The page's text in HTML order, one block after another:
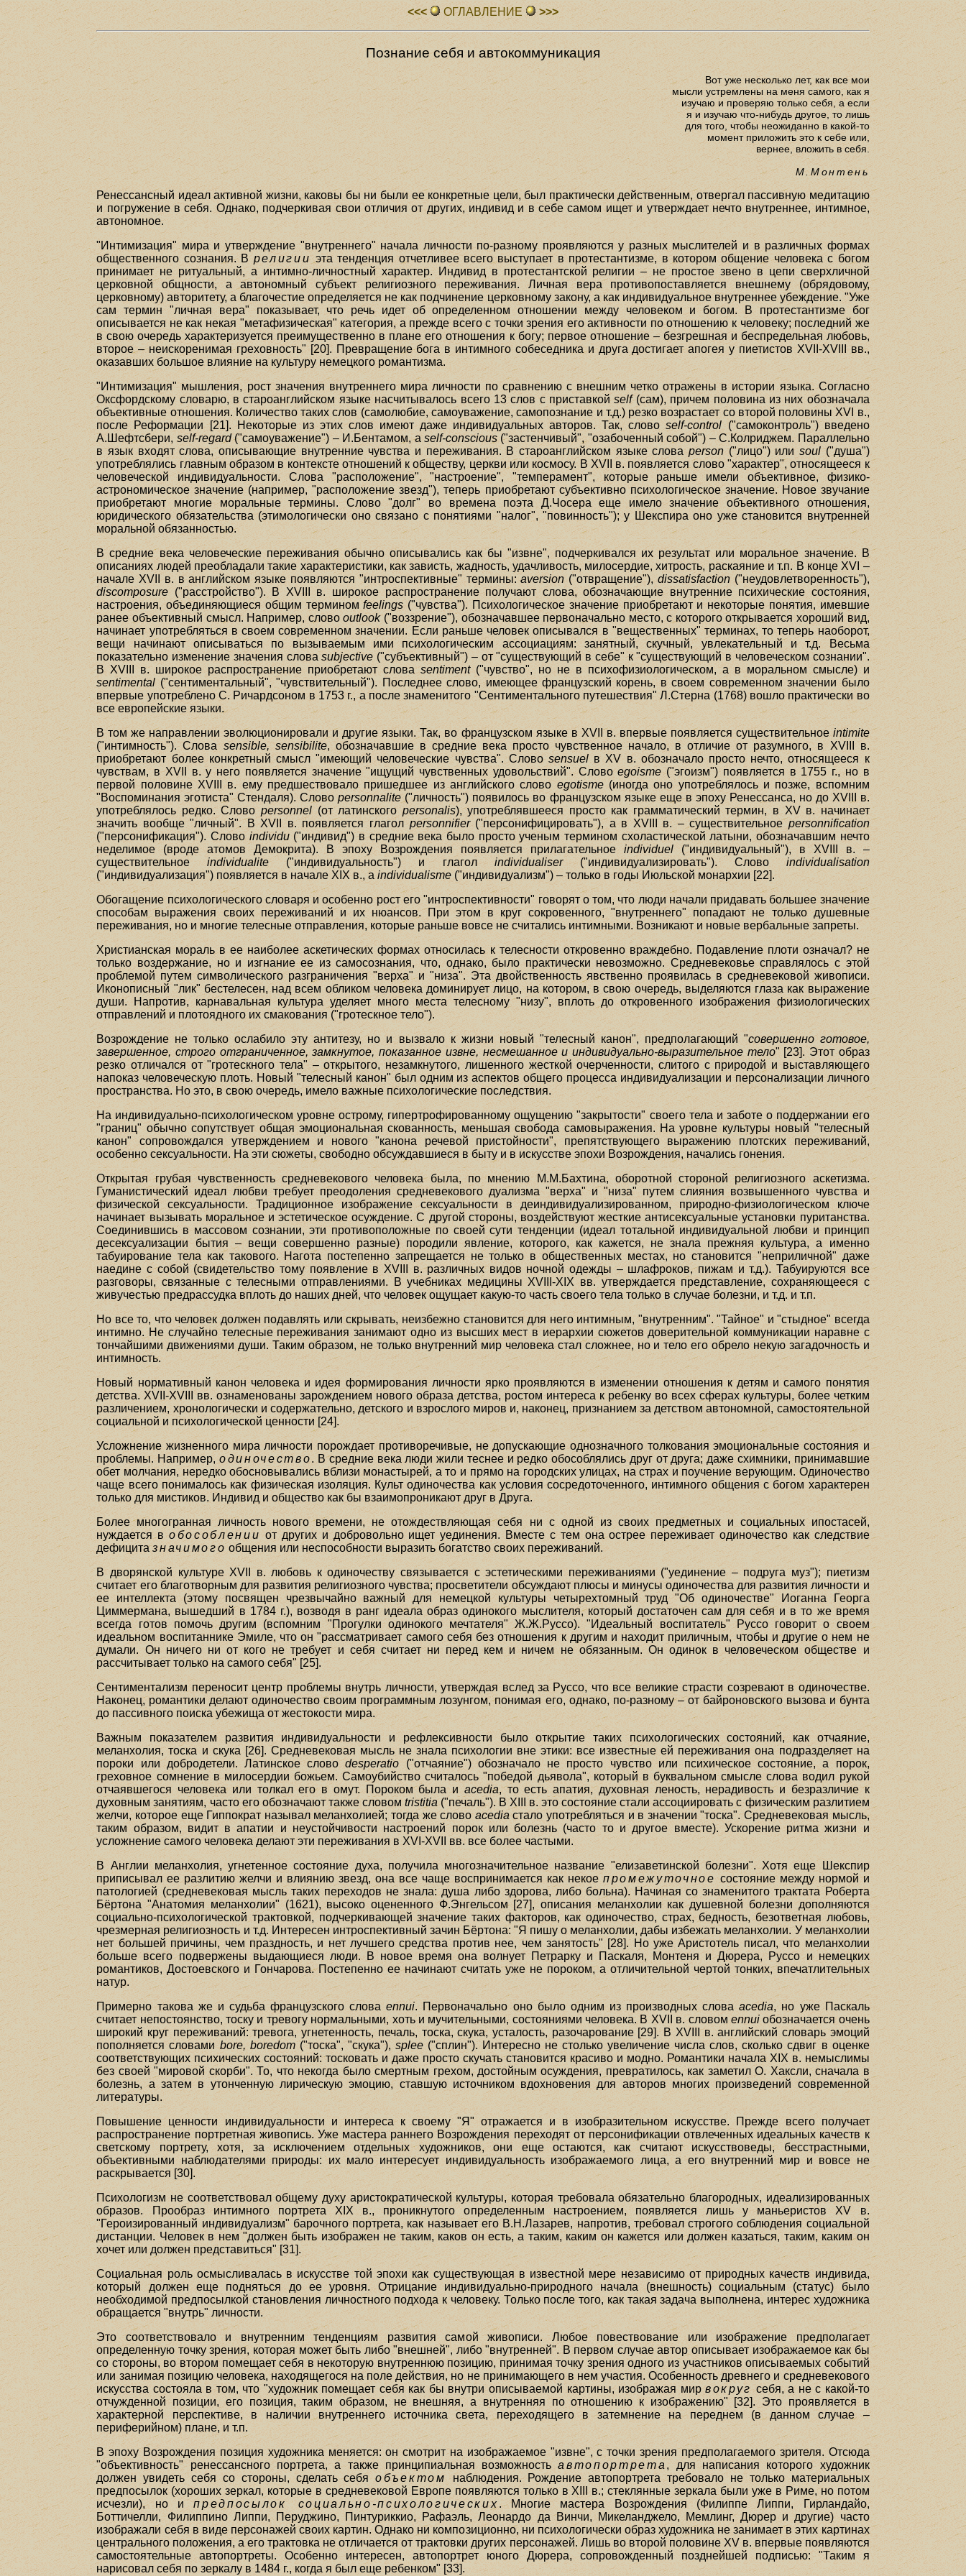
<<< ОГЛАВЛЕHИЕ >>>
Познание себя и автокоммуникация
Вот уже несколько лет, как все мои
мысли устремлены на меня самого, как я
изучаю и проверяю только себя, а если
я и изучаю что-нибудь другое, то лишь
для того, чтобы неожиданно в какой-то
момент приложить это к себе или,
вернее, вложить в себя.
М.Монтень
Ренессансный идеал активной жизни, каковы бы ни были ее конкретные цели, был практически действенным, отвергал пассивную медитацию
и погружение в себя. Однако, подчеркивая свои отличия от других, индивид и в себе самом ищет и утверждает нечто внутреннее, интимное,
автономное.
"Интимизация" мира и утверждение "внутреннего" начала личности по-разному проявляются у разных мыслителей и в различных формах
общественного сознания. В религии эта тенденция отчетливее всего выступает в протестантизме, в котором общение человека с богом
принимает не ритуальный, а интимно-личностный характер. Индивид в протестантской религии – не простое звено в цепи сверхличной
церковной общности, а автономный субъект религиозного переживания. Личная вера противопоставляется внешнему (обрядовому,
церковному) авторитету, а благочестие определяется не как подчинение церковному закону, а как индивидуальное внутреннее убеждение. "Уже
сам термин "личная вера" показывает, что речь идет об определенном отношении между человеком и богом. В протестантизме бог
описывается не как некая "метафизическая" категория, а прежде всего с точки зрения его активности по отношению к человеку; последний же
в свою очередь характеризуется преимущественно в плане его отношения к богу; первое отношение – безгрешная и беспредельная любовь,
второе – неискоренимая греховность" [20]. Превращение бога в интимного собеседника и друга достигает апогея у пиетистов XVII-XVIII вв.,
оказавших большое влияние на культуру немецкого романтизма.
"Интимизация" мышления, рост значения внутреннего мира личности по сравнению с внешним четко отражены в истории языка. Согласно
Оксфордскому словарю, в староанглийском языке насчитывалось всего 13 слов с приставкойself(сам), причем половина из них обозначала
объективные отношения. Количество таких слов (самолюбие, самоуважение, самопознание и т.д.) резко возрастает со второй половины XVI в.,
после Реформации [21]. Некоторые из этих слов имеют даже индивидуальных авторов. Так, словоself-control ("самоконтроль") введено
А.Шефтсбери, self-regard("самоуважение") – И.Бентамом, aself-conscious ("застенчивый", "озабоченный собой") – С.Колриджем. Параллельно
в язык входят слова, описывающие внутренние чувства и переживания. В староанглийском языке слова person("лицо") или soul("душа")
употреблялись главным образом в контексте отношений к обществу, церкви или космосу. В XVII в. появляется слово "характер", относящееся к
человеческой индивидуальности. Слова "расположение", "настроение", "темперамент", которые раньше имели объективное, физико-
астрономическое значение (например, "расположение звезд"), теперь приобретают субъективно психологическое значение. Новое звучание
приобретают многие моральные термины. Слово "долг" во времена поэта Д.Чосера еще имело значение объективного отношения,
юридического обязательства (этимологически оно связано с понятиями "налог", "повинность"); у Шекспира оно уже становится внутренней
моральной обязанностью.
В средние века человеческие переживания обычно описывались как бы "извне", подчеркивался их результат или моральное значение. В
описаниях людей преобладали такие характеристики, как зависть, жадность, удачливость, милосердие, хитрость, раскаяние и т.п. В конце XVI –
начале XVII в. в английском языке появляются "интроспективные" термины:aversion ("отвращение"), dissatisfaction("неудовлетворенность"),
discomposure ("расстройство"). В XVIII в. широкое распространение получают слова, обозначающие внутренние психические состояния,
настроения, объединяющиеся общим терминомfeelings ("чувства"). Психологическое значение приобретают и некоторые понятия, имевшие
ранее объективный смысл. Например, словоoutlook("воззрение"), обозначавшее первоначально место, с которого открывается хороший вид,
начинает употребляться в своем современном значении. Если раньше человек описывался в "вещественных" терминах, то теперь наоборот,
вещи начинают описываться по вызываемым ими психологическим ассоциациям: занятный, скучный, увлекательный и т.д. Весьма
показательно изменение значения словаsubjective ("субъективный") – от "существующий в себе" к "существующий в человеческом сознании".
В XVIII в. широкое распространение приобретают словаsentiment("чувство", но не в психофизиологическом, а в моральном смысле) и
sentimental ("сентиментальный", "чувствительный"). Последнее слово, имеющее французский корень, в своем современном значении было
впервые употреблено С. Ричардсоном в 1753 г., а после знаменитого "Сентиментального путешествия" Л.Стерна (1768) вошло практически во
все европейские языки.
В том же направлении эволюционировали и другие языки. Так, во французском языке в XVII в. впервые появляется существительное intimite
("интимность"). Словаsensible, sensibilite, обозначавшие в средние века просто чувственное начало, в отличие от разумного, в XVIII в.
приобретают более конкретный смысл "имеющий человеческие чувства". Слово sensuel в XV в. обозначало просто нечто, относящееся к
чувствам, в XVII в. у него появляется значение "ищущий чувственных удовольствий". Словоegoisme("эгоизм") появляется в 1755 г., но в
первой половине XVIII в. ему предшествовало пришедшее из английского слово egotisme(иногда оно употреблялось и позже, вспомним
"Воспоминания эготиста" Стендаля). Словоpersonnalite("личность") появилось во французском языке еще в эпоху Ренессанса, но до XVIII в.
употреблялось редко. Словоpersonnel(от латинскогоpersonalis), употреблявшееся просто как грамматический термин, в XV в. начинает
значить вообще "личный". В XVII в. появляется глаголpersonnifier("персонифицировать"), а в XVIII в. – существительное personnification
("персонификация"). Слово individu("индивид") в средние века было просто ученым термином схоластической латыни, обозначавшим нечто
неделимое (вроде атомов Демокрита). В эпоху Возрождения появляется прилагательное individuel("индивидуальный"), в XVIII в. –
существительноеindividualite("индивидуальность") и глагол individualiser("индивидуализировать"). Слово individualisation
("индивидуализация") появляется в начале XIX в., aindividualisme ("индивидуализм") – только в годы Июльской монархии [22].
Обогащение психологического словаря и особенно рост его "интроспективности" говорят о том, что люди начали придавать большее значение
способам выражения своих переживаний и их нюансов. При этом в круг сокровенного, "внутреннего" попадают не только душевные
переживания, но и многие телесные отправления, которые раньше вовсе не считались интимными. Возникают и новые вербальные запреты.
Христианская мораль в ее наиболее аскетических формах относилась к телесности откровенно враждебно. Подавление плоти означал? не
только воздержание, но и изгнание ее из самосознания, что, однако, было практически невозможно. Средневековье справлялось с этой
проблемой путем символического разграничения "верха" и "низа". Эта двойственность явственно проявилась в средневековой живописи.
Иконописный "лик" бестелесен, над всем обликом человека доминирует лицо, на котором, в свою очередь, выделяются глаза как выражение
души. Напротив, карнавальная культура уделяет много места телесному "низу", вплоть до откровенного изображения физиологических
отправлений и плотоядного их смакования ("гротескное тело").
Возрождение не только ослабило эту антитезу, но и вызвало к жизни новый "телесный канон", предполагающий "совершенно готовое,
завершенное, строго отграниченное, замкнутое, показанное извне, несмешанное и индивидуально-выразительное тело" [23]. Этот образ
резко отличался от "гротескного тела" – открытого, незамкнутого, лишенного жесткой очерченности, слитого с природой и выставляющего
напоказ человеческую плоть. Новый "телесный канон" был одним из аспектов общего процесса индивидуализации и персонализации личного
пространства. Но это, в свою очередь, имело важные психологические последствия.
На индивидуально-психологическом уровне острому, гипертрофированному ощущению "закрытости" своего тела и заботе о поддержании его
"границ" обычно сопутствует общая эмоциональная скованность, меньшая свобода самовыражения. На уровне культуры новый "телесный
канон" сопровождался утверждением и нового "канона речевой пристойности", препятствующего выражению плотских переживаний,
особенно сексуальности. На эти сюжеты, свободно обсуждавшиеся в быту и в искусстве эпохи Возрождения, начались гонения.
Открытая грубая чувственность средневекового человека была, по мнению М.М.Бахтина, оборотной стороной религиозного аскетизма.
Гуманистический идеал любви требует преодоления средневекового дуализма "верха" и "низа" путем слияния возвышенного чувства и
физической сексуальности. Традиционное изображение сексуальности в деиндивидуализированном, природно-физиологическом ключе
начинает вызывать моральное и эстетическое осуждение. С другой стороны, воздействуют жесткие антисексуальные установки пуританства.
Соединившись в массовом сознании, эти противоположные по своей сути тенденции (идеал тотальной индивидуальной любви и принцип
десексуализации бытия – вещи совершенно разные) породили явление, которого, как кажется, не знала прежняя культура, а именно
табуирование тела как такового. Нагота постепенно запрещается не только в общественных местах, но становится "неприличной" даже
наедине с собой (свидетельство тому появление в XVIII в. различных видов ночной одежды – шлафроков, пижам и т.д.). Табуируются все
разговоры, связанные с телесными отправлениями. В учебниках медицины XVIII-XIX вв. утверждается представление, сохраняющееся с
живучестью предрассудка вплоть до наших дней, что человек ощущает какую-то часть своего тела только в случае болезни, и т.д. и т.п.
Но все то, что человек должен подавлять или скрывать, неизбежно становится для него интимным, "внутренним". "Тайное" и "стыдное" всегда
интимно. Не случайно телесные переживания занимают одно из высших мест в иерархии сюжетов доверительной коммуникации наравне с
тончайшими движениями души. Таким образом, не только внутренний мир человека стал сложнее, но и тело его обрело некую загадочность и
интимность.
Новый нормативный канон человека и идея формирования личности ярко проявляются в изменении отношения к детям и самого понятия
детства. XVII-XVIII вв. ознаменованы зарождением нового образа детства, ростом интереса к ребенку во всех сферах культуры, более четким
различением, хронологически и содержательно, детского и взрослого миров и, наконец, признанием за детством автономной, самостоятельной
социальной и психологической ценности [24].
Усложнение жизненного мира личности порождает противоречивые, не допускающие однозначного толкования эмоциональные состояния и
проблемы. Например, одиночество. В средние века люди жили теснее и редко обособлялись друг от друга; даже схимники, принимавшие
обет молчания, нередко обосновывались вблизи монастырей, а то и прямо на городских улицах, на страх и поучение верующим. Одиночество
чаще всего понималось как физическая изоляция. Культ одиночества как условия сосредоточенного, интимного общения с богом характерен
только для мистиков. Индивид и общество как бы взаимопроникают друг в Друга.
Более многогранная личность нового времени, не отождествляющая себя ни с одной из своих предметных и социальных ипостасей,
нуждается вобособлении от других и добровольно ищет уединения. Вместе с тем она острее переживает одиночество как следствие
дефицитазначимого общения или неспособности выразить богатство своих переживаний.
В дворянской культуре XVII в. любовь к одиночеству связывается с эстетическими переживаниями ("уединение – подруга муз"); пиетизм
считает его благотворным для развития религиозного чувства; просветители обсуждают плюсы и минусы одиночества для развития личности и
ее интеллекта (этому посвящен чрезвычайно важный для немецкой культуры четырехтомный труд "Об одиночестве" Иоганна Георга
Циммермана, вышедший в 1784 г.), возводя в ранг идеала образ одинокого мыслителя, который достаточен сам для себя и в то же время
всегда готов помочь другим (вспомним "Прогулки одинокого мечтателя" Ж.Ж.Руссо). "Идеальный воспитатель" Руссо говорит о своем
идеальном воспитаннике Эмиле, что он "рассматривает самого себя без отношения к другим и находит приличным, чтобы и другие о нем не
думали. Он ничего ни от кого не требует и себя считает ни перед кем и ничем не обязанным. Он одинок в человеческом обществе и
рассчитывает только на самого себя" [25].
Сентиментализм переносит центр проблемы внутрь личности, утверждая вслед за Руссо, что все великие страсти созревают в одиночестве.
Наконец, романтики делают одиночество своим программным лозунгом, понимая его, однако, по-разному – от байроновского вызова и бунта
до пассивного поиска убежища от жестокости мира.
Важным показателем развития индивидуальности и рефлексивности было открытие таких психологических состояний, как отчаяние,
меланхолия, тоска и скука [26]. Средневековая мысль не знала психологии вне этики: все известные ей переживания она подразделяет на
пороки или добродетели. Латинское словоdesperatio("отчаяние") обозначало не просто чувство или психическое состояние, а порок,
греховное сомнение в милосердии божьем. Самоубийство считалось "победой дьявола", который в буквальном смысле слова водил рукой
отчаявшегося человека или толкал его в омут. Пороком была и acedia, то есть апатия, духовная леность, нерадивость и безразличие к
духовным занятиям, часто его обозначают также словом tristitia("печаль"). В XIII в. это состояние стали ассоциировать с физическим разлитием
желчи, которое еще Гиппократ называл меланхолией; тогда же слово acediaстало употребляться и в значении "тоска". Средневековая мысль,
таким образом, видит в апатии и неустойчивости настроений порок или болезнь (часто то и другое вместе). Ускорение ритма жизни и
усложнение самого человека делают эти переживания в XVI-XVII вв. все более частыми.
В Англии меланхолия, угнетенное состояние духа, получила многозначительное название "елизаветинской болезни". Хотя еще Шекспир
приписывал ее разлитию желчи и влиянию звезд, она все чаще воспринимается как некоепромежуточное состояние между нормой и
патологией (средневековая мысль таких переходов не знала: душа либо здорова, либо больна). Начиная со знаменитого трактата Роберта
Бёртона "Анатомия меланхолии" (1621), высоко оцененного Ф.Энгельсом [27], описания меланхолии как душевной болезни дополняются
социально-психологической трактовкой, подчеркивающей значение таких факторов, как одиночество, страх, бедность, безответная любовь,
чрезмерная религиозность и т.д. Интересен интроспективный зачин Бёртона: "Я пишу о меланхолии, дабы избежать меланхолии. У меланхолии
нет большей причины, чем праздность, и нет лучшего средства против нее, чем занятость" [28]. Но уже Аристотель писал, что меланхолии
больше всего подвержены выдающиеся люди. В новое время она волнует Петрарку и Паскаля, Монтеня и Дюрера, Руссо и немецких
романтиков, Достоевского и Гончарова. Постепенно ее начинают считать уже не пороком, а отличительной чертой тонких, впечатлительных
натур.
Примерно такова же и судьба французского словаennui. Первоначально оно было одним из производных словаасеdia, но уже Паскаль
считает непостоянство, тоску и тревогу нормальными, хоть и мучительными, состояниями человека. В XVII в. словом ennuiобозначается очень
широкий круг переживаний: тревога, угнетенность, печаль, тоска, скука, усталость, разочарование [29]. В XVIII в. английский словарь эмоций
пополняется словамиbore, boredom("тоска", "скука"),splee("сплин"). Интересно не столько увеличение числа слов, сколько сдвиг в оценке
соответствующих психических состояний: тосковать и даже просто скучать становится красиво и модно. Романтики начала XIX в. немыслимы
без своей "мировой скорби". То, что некогда было смертным грехом, достойным осуждения, превратилось, как заметил О. Хаксли, сначала в
болезнь, а затем в утонченную лирическую эмоцию, ставшую источником вдохновения для авторов многих произведений современной
литературы.
Повышение ценности индивидуальности и интереса к своему "Я" отражается и в изобразительном искусстве. Прежде всего получает
распространение портретная живопись. Уже мастера раннего Возрождения переходят от персонификации отвлеченных идеальных качеств к
светскому портрету, хотя, за исключением отдельных художников, они еще остаются, как считают искусствоведы, бесстрастными,
объективными наблюдателями природы: их мало интересует индивидуальность изображаемого лица, а его внутренний мир и вовсе не
раскрывается [30].
Психологизм не соответствовал общему духу аристократической культуры, которая требовала обязательно благородных, идеализированных
образов. Прообраз интимного портрета XIX в., проникнутого определенным настроением, появляется лишь у маньеристов XV в.
"Героизированный индивидуализм" барочного портрета, как называет его В.Н.Лазарев, напротив, требовал строгого соблюдения социальной
дистанции. Человек в нем "должен быть изображен не таким, каков он есть, а таким, каким он кажется или должен казаться, таким, каким он
хочет или должен представиться" [31].
Социальная роль осмысливалась в искусстве той эпохи как существующая в известной мере независимо от природных качеств индивида,
который должен еще подняться до ее уровня. Отрицание индивидуально-природного начала (внешность) социальным (статус) было
необходимой предпосылкой становления личностного подхода к человеку. Только после того, как такая задача выполнена, интерес художника
обращается "внутрь" личности.
Это соответствовало и внутренним тенденциям развития самой живописи. Любое повествование или изображение предполагает
определенную точку зрения, которая может быть либо "внешней", либо "внутренней". В первом случае автор описывает изображаемое как бы
со стороны, во втором помещает себя в некоторую внутреннюю позицию, принимая точку зрения одного из участников описываемых событий
или занимая позицию человека, находящегося на поле действия, но не принимающего в нем участия. Особенность древнего и средневекового
искусства состояла в том, что "художник помещает себя как бы внутри описываемой картины, изображая мирвокруг себя, а не с какой-то
отчужденной позиции, его позиция, таким образом, не внешняя, а внутренняя по отношению к изображению" [32]. Это проявляется в
характерной перспективе, в наличии внутреннего источника света, переходящего в затемнение на переднем (в данном случае –
периферийном) плане, и т.п.
В эпоху Возрождения позиция художника меняется: он смотрит на изображаемое "извне", с точки зрения предполагаемого зрителя. Отсюда
"объективность" ренессансного портрета, а также принципиальная возможностьавтопортрета, для написания которого художник
должен увидеть себя со стороны, сделать себяобъектом наблюдения. Рождение автопортрета требовало не только материальных
предпосылок (хороших зеркал, которые в средневековой Европе появляются только в XIII в.; стеклянные зеркала были уже в Риме, но потом
исчезли), но ипредпосылок социально-психологических. Многие мастера Возрождения (Филиппе Липпи, Гирландайо,
Боттичелли, Филиппино Липпи, Перуджино, Пинтуриккио, Рафаэль, Леонардо да Винчи, Микеланджело, Мемлинг, Дюрер и другие) часто
изображали себя в виде персонажей своих картин. Однако ни композиционно, ни психологически образ художника не занимает в этих картинах
центрального положения, а его трактовка не отличается от трактовки других персонажей. Лишь во второй половине XV в. впервые появляются
самостоятельные автопортреты. Особенно интересен, автопортрет юного Дюрера, сопровожденный позднейшей подписью: "Таким я
нарисовал себя по зеркалу в 1484 г., когда я был еще ребенком" [33].